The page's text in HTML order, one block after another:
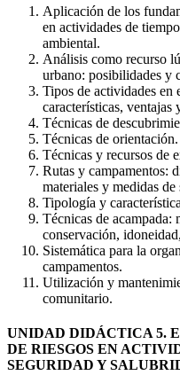
Aplicación de los
en actividades de
ambiental.
Análisis como recurso
urbano: posibilidades y
Tipos de actividades en
características, ventajas
Técnicas de
Técnicas de orientación.
Técnicas y recursos de
Rutas y campamentos:
materiales y medidas de
Tipología y
Técnicas de acampada:
conservación,
Sistemática para la
campamentos.
Utilización y
comunitario.
UNIDAD DIDÁCTICA 5.
DE RIESGOS EN
SEGURIDAD Y